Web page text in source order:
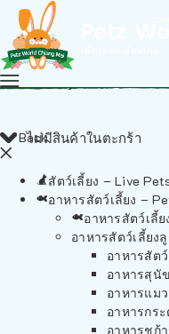
ไม่มีสินค้าในตะกร้า
Back
สัตว์เลี้ยง – Live
อาหารสัตว์เลี้ยง –
อาหารสัตว์เลี้ย
อาหารสัตว์เลี้ยง
อาหารสัต
อาหารสุนั
อาหารแม
อาหารกร
อาหารชูก้